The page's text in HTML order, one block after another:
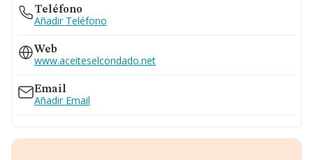
Teléfono
Añadir Teléfono
Web
www.aceiteselcondado.net
Email
Añadir Email